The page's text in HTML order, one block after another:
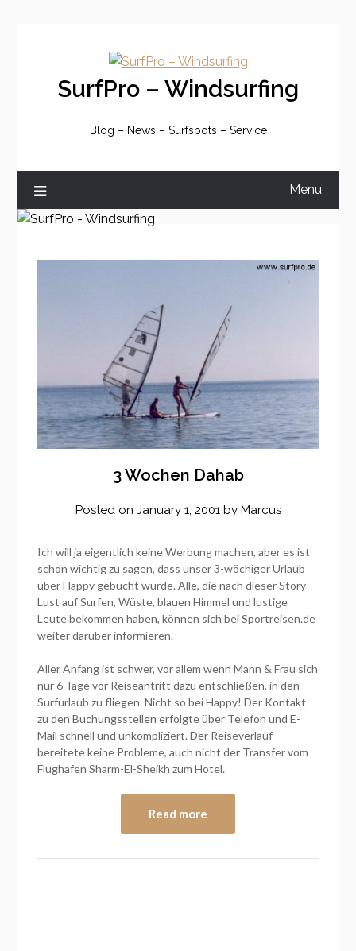
SurfPro – Windsurfing
Blog – News – Surfspots – Service
Menu
3 Wochen Dahab
Posted on January 1, 2001by Marcus
Ich will ja eigentlich keine Werbung machen, aber es ist
schon wichtig zu sagen, dass unser 3-wöchiger Urlaub
über Happy gebucht wurde. Alle, die nach dieser Story
Lust auf Surfen, Wüste, blauen Himmel und lustige
Leute bekommen haben, können sich bei Sportreisen.de
weiter darüber informieren.
Aller Anfang ist schwer, vor allem wenn Mann & Frau sich
nur 6 Tage vor Reiseantritt dazu entschließen, in den
Surfurlaub zu fliegen. Nicht so bei Happy! Der Kontakt
zu den Buchungsstellen erfolgte über Telefon und E-
Mail schnell und unkompliziert. Der Reiseverlauf
bereitete keine Probleme, auch nicht der Transfer vom
Flughafen Sharm-El-Sheikh zum Hotel.
Read more